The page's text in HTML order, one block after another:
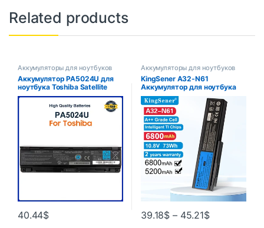
Related products
Аккумуляторы для ноутбуков
Аккумулятор PA5024U для
ноутбука Toshiba Satellite
C800 C850 C870 L800 L830
L840 L850 L870 PA5025U
PA5024U-1BRS PABAS260
40.44$
Аккумуляторы для ноутбуков
KingSener A32-N61
Аккумулятор для ноутбука
ASUS N61 N61J N61D N61V
N61VG N61JA N61JV M50s
N43S N43JF N43JQ N53
N53S N53SV A32-M50
39.18$ – 45.21$